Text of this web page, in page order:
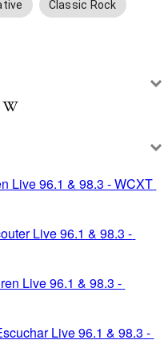
Classic Rock
Live 96.1 & 98.3 - WCXT
Live 96.1 & 98.3 -
Live 96.1 & 98.3 -
Live 96.1 & 98.3 -